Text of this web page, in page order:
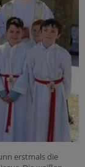
erstmals die